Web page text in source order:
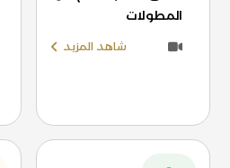
المطولات
شاهد المزيد